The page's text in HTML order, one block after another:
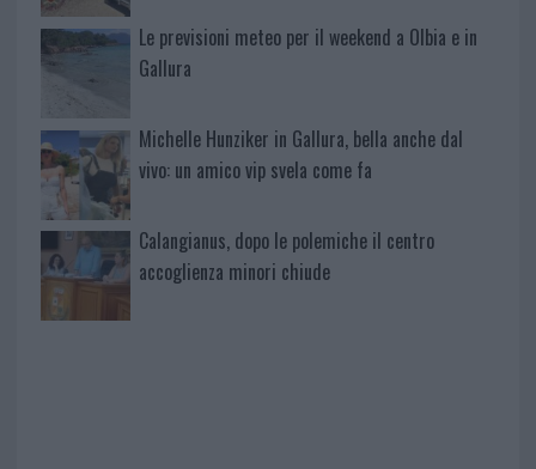
Le previsioni meteo per il weekend a Olbia e in
Gallura
Michelle Hunziker in Gallura, bella anche dal
vivo: un amico vip svela come fa
Calangianus, dopo le polemiche il centro
accoglienza minori chiude